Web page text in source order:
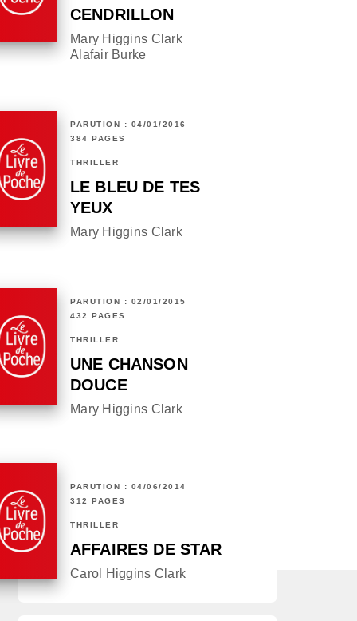
CENDRILLON
Mary Higgins Clark
Alafair Burke
PARUTION : 04/01/2016
384 PAGES
THRILLER
LE BLEU DE TES
YEUX
Mary Higgins Clark
PARUTION : 02/01/2015
432 PAGES
THRILLER
UNE CHANSON
DOUCE
Mary Higgins Clark
PARUTION : 04/06/2014
312 PAGES
THRILLER
AFFAIRES DE STAR
Carol Higgins Clark